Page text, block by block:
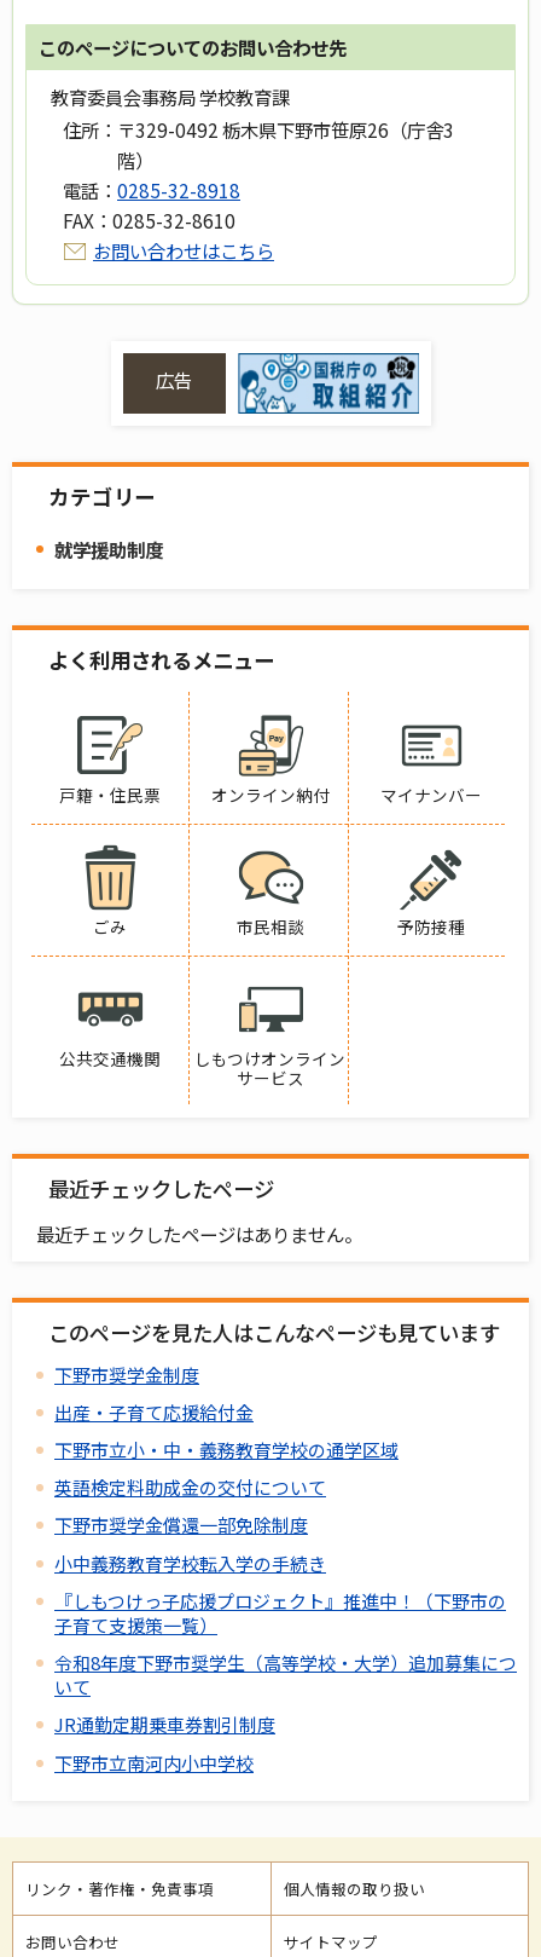
このページについてのお問い合わせ先
教育委員会事務局 学校教育課
住所： 〒329-0492 栃木県下野市笹原26（庁舎3
階）
電話： 0285-32-8918
FAX： 0285-32-8610
お問い合わせはこちら
広告
カテゴリー
就学援助制度
よく利用されるメニュー
戸籍・住民票 オンライン納付 マイナンバー
ごみ 市民相談 予防接種
公共交通機関
しもつけオンライン
サービス
最近チェックしたページ
最近チェックしたページはありません。
このページを見た人はこんなページも見ています
下野市奨学金制度
出産・子育て応援給付金
下野市立小・中・義務教育学校の通学区域
英語検定料助成金の交付について
下野市奨学金償還一部免除制度
小中義務教育学校転入学の手続き
『しもつけっ子応援プロジェクト』推進中！（下野市の
子育て支援策一覧）
令和8年度下野市奨学生（高等学校・大学）追加募集につ
いて
JR通勤定期乗車券割引制度
下野市立南河内小中学校
リンク・著作権・免責事項 個人情報の取り扱い
お問い合わせ サイトマップ